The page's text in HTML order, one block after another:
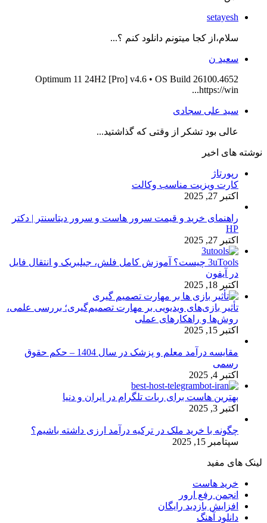
setayesh
سلام،از کجا میتونم دانلود کنم ؟...
سعید ن
Optimum 11 24H2 [Pro] v4.6 • OS Build 26100.4652
https://win...
سید علی سجادی
عالی بود تشکر از وقتی که گذاشتید...
نوشته های اخیر
رپورتاژ
کارت ویزیت مناسب وکالت
اکتبر 27, 2025
راهنمای خرید و قیمت سرور هاست و سرور دیتاسنتر | دکتر
HP
اکتبر 27, 2025
3uTools چیست؟ آموزش کامل فلش، جیلبریک و انتقال فایل
در آیفون
اکتبر 18, 2025
تأثیر بازی‌های ویدیویی بر مهارت تصمیم‌گیری؛ بررسی علمی،
روش‌ها و راهکارهای عملی
اکتبر 15, 2025
مقایسه درآمد معلم و پزشک در سال 1404 – حکم حقوق
رسمی
اکتبر 4, 2025
بهترین هاست برای ربات تلگرام در ایران و دنیا
اکتبر 3, 2025
چگونه با خرید ملک در ترکیه درآمد ارزی داشته باشیم؟
سپتامبر 15, 2025
لینک های مفید
خرید هاست
انجمن رفع ارور
افزایش بازدید رایگان
دانلود آهنگ